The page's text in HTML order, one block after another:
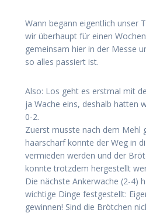
Wann begann eigentlich unser
wir überhaupt für einen
gemeinsam hier in der Messe
so alles passiert ist.
Also: Los geht es erstmal mit
ja Wache eins, deshalb hatten
0-2.
Zuerst musste nach dem Mehl
haarscharf konnte der Weg in
vermieden werden und der
konnte trotzdem hergestellt
Die nächste Ankerwache (2-4)
wichtige Dinge festgestellt:
gewinnen! Sind die Brötchen